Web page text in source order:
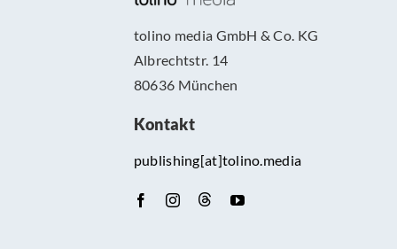
tolino media GmbH & Co. KG
Albrechtstr. 14
80636 München
Kontakt
publishing[at]tolino.media